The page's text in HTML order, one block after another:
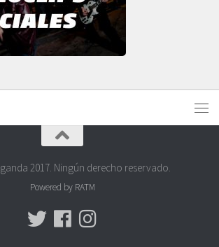
2017. Ningún derecho reservado.
Powered by RATM